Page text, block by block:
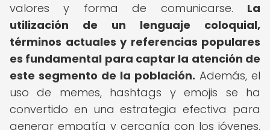
valores y forma de comunicarse. La
utilización de un lenguaje coloquial,
términos actuales y referencias populares
es fundamental para captar la atención de
este segmento de la población. Además, el
uso de memes, hashtags y emojis se ha
convertido en una estrategia efectiva para
generar empatía y cercanía con los jóvenes,